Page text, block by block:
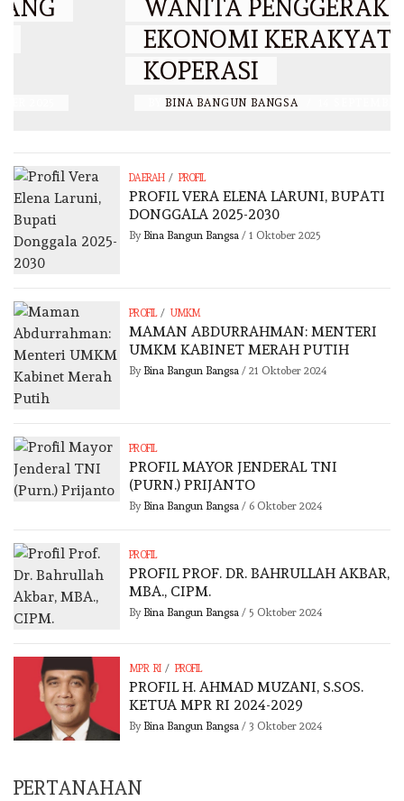
WANITA PENGGERAK
EKONOMI KERAKYATAN DAN
KOPERASI
BINA BANGUN BANGSA / 14 SEPTEMBER 2025
DAERAH / PROFIL
PROFIL VERA ELENA LARUNI, BUPATI
DONGGALA 2025-2030
By Bina Bangun Bangsa / 1 Oktober 2025
PROFIL / UMKM
MAMAN ABDURRAHMAN: MENTERI
UMKM KABINET MERAH PUTIH
By Bina Bangun Bangsa / 21 Oktober 2024
PROFIL
PROFIL MAYOR JENDERAL TNI
(PURN.) PRIJANTO
By Bina Bangun Bangsa / 6 Oktober 2024
PROFIL
PROFIL PROF. DR. BAHRULLAH AKBAR,
MBA., CIPM.
By Bina Bangun Bangsa / 5 Oktober 2024
MPR RI / PROFIL
PROFIL H. AHMAD MUZANI, S.SOS.
KETUA MPR RI 2024-2029
By Bina Bangun Bangsa / 3 Oktober 2024
PERTANAHAN